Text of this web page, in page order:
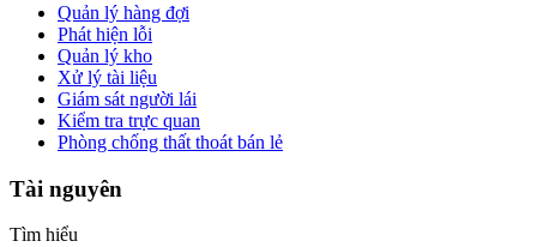
Quản lý hàng đợi
Phát hiện lỗi
Quản lý kho
Xử lý tài liệu
Giám sát người lái
Kiểm tra trực quan
Phòng chống thất thoát bán lẻ
Tài nguyên
Tìm hiểu